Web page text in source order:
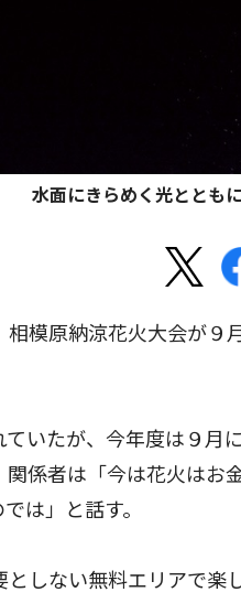
水面にきらめく光ととも
模原納涼花火大会が９
いたが、今年度は９月
関係者は「今は花火はお
は」と話す。
しない無料エリアで楽